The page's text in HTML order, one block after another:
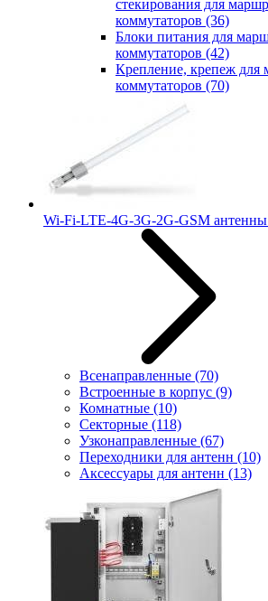
стекирования для
коммутаторов (36)
Блоки питания для
коммутаторов (42)
Крепление, крепеж для
коммутаторов (70)
Wi-Fi-LTE-4G-3G-2G-GSM антенны
Всенаправленные (70)
Встроенные в корпус (9)
Комнатные (10)
Секторные (118)
Узконаправленные (67)
Переходники для антенн (10)
Аксессуары для антенн (13)